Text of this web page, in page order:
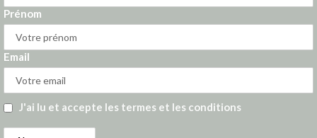
Prénom
Email
J'ai lu et accepte les termes et les conditions